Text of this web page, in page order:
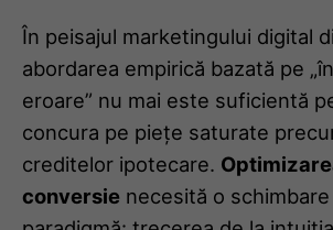
În peisajul marketingului digital
abordarea empirică bazată pe
eroare” nu mai este suficientă
concura pe piețe saturate
creditelor ipotecare.
conversie necesită o